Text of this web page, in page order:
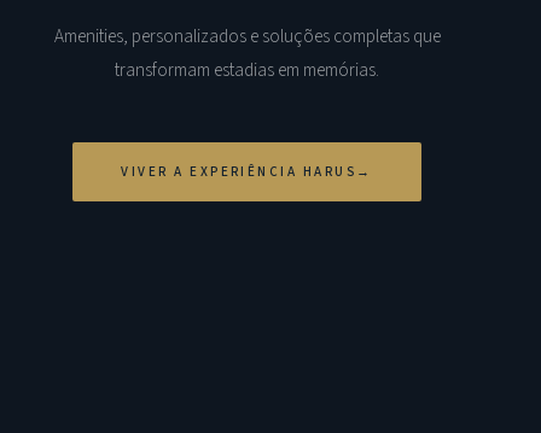
Amenities, personalizados e soluções completas que
transformam estadias em memórias.
VIVER A EXPERIÊNCIA HARUS